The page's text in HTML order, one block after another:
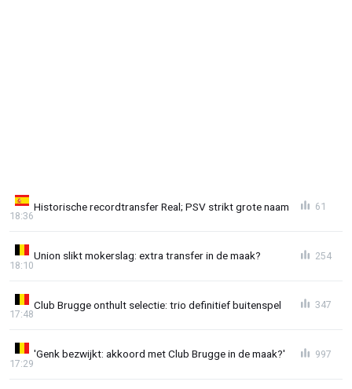
Historische recordtransfer Real; PSV strikt grote naam
18:36
61
Union slikt mokerslag: extra transfer in de maak?
18:10
254
Club Brugge onthult selectie: trio definitief buitenspel
17:48
347
'Genk bezwijkt: akkoord met Club Brugge in de maak?'
17:29
997